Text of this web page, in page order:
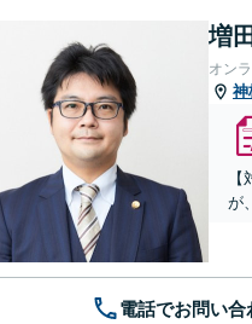
増
オン
神
が
電話でお問い合